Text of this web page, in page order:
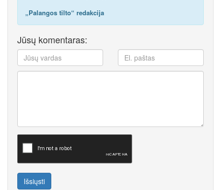
„Palangos tilto“ redakcija
Jūsų komentaras:
Išsiųsti